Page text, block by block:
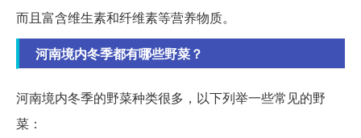
而且富含维生素和纤维素等营养物质。
河南境内冬季都有哪些野菜？
河南境内冬季的野菜种类很多，以下列举一些常见的野
菜：